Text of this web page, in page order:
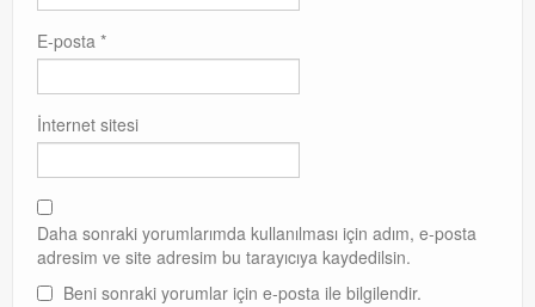
E-posta *
İnternet sitesi
Daha sonraki yorumlarımda kullanılması için adım, e-posta
adresim ve site adresim bu tarayıcıya kaydedilsin.
Beni sonraki yorumlar için e-posta ile bilgilendir.